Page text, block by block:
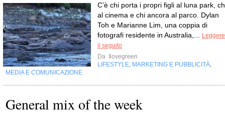
C’è chi porta i propri figli al luna park,
al cinema e chi ancora al parco. Dylan
Toh e Marianne Lim, una coppia di
fotografi residente in Australia,...
Leggere
il seguito
Da Ilovegreen
LIFESTYLE MARKETING E PUBBLICITÀ
MEDIA E COMUNICAZIONE
General mix of the week